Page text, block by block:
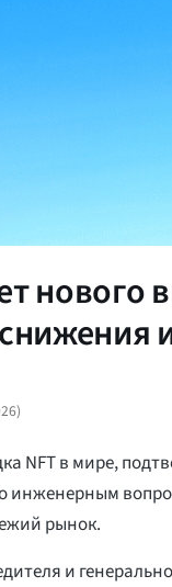
нового
)
NFT в мире,
инженерным
рынок.
и